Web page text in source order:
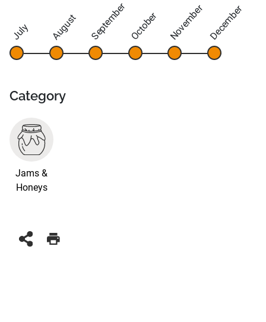
July August September October November December
Category
Jams &
Honeys